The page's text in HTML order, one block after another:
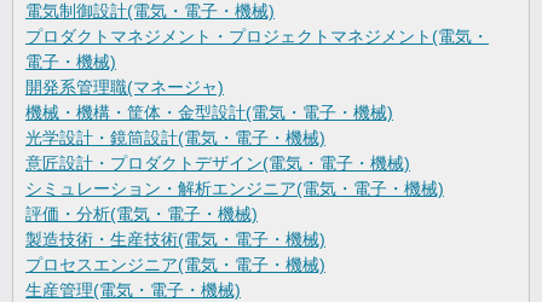
電気制御設計(電気・電子・機械)
プロダクトマネジメント・プロジェクトマネジメント(電気・
電子・機械)
開発系管理職(マネージャ)
機械・機構・筐体・金型設計(電気・電子・機械)
光学設計・鏡筒設計(電気・電子・機械)
意匠設計・プロダクトデザイン(電気・電子・機械)
シミュレーション・解析エンジニア(電気・電子・機械)
評価・分析(電気・電子・機械)
製造技術・生産技術(電気・電子・機械)
プロセスエンジニア(電気・電子・機械)
生産管理(電気・電子・機械)